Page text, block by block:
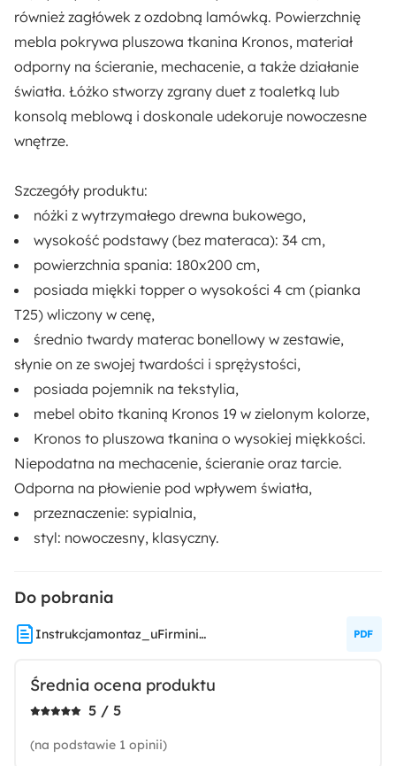
Dostępne oświetlenie:
Nie
Materac:
Tak
Pojemnik na pościel:
Tak
Długość:
206 cm
Rodzaj:
Dwuosobowy
Funkcje:
Na nóżkach Pojemnik na pościel
Z materacem
Materiał:
Pianka meblowa Plusz
również zagłówek z ozdobną lamówką. Powierzchnię
mebla pokrywa pluszowa tkanina Kronos, materiał
odporny na ścieranie, mechacenie, a także działanie
światła. Łóżko stworzy zgrany duet z toaletką lub
konsolą meblową i doskonale udekoruje nowoczesne
wnętrze.
Szczegóły produktu:
nóżki z wytrzymałego drewna bukowego,
wysokość podstawy (bez materaca): 34 cm,
powierzchnia spania: 180x200 cm,
posiada miękki topper o wysokości 4 cm (pianka
T25) wliczony w cenę,
średnio twardy materac bonellowy w zestawie,
słynie on ze swojej twardości i sprężystości,
posiada pojemnik na tekstylia,
mebel obito tkaniną Kronos 19 w zielonym kolorze,
Kronos to pluszowa tkanina o wysokiej miękkości.
Niepodatna na mechacenie, ścieranie oraz tarcie.
Odporna na płowienie pod wpływem światła,
przeznaczenie: sypialnia,
styl: nowoczesny, klasyczny.
Do pobrania
Instrukcjamontaz_uFirmini_Charolle_Froncle_Montigo
Średnia ocena produktu
5 / 5
(na podstawie 1 opinii)